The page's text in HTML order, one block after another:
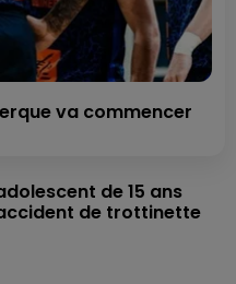
va commencer
de 15 ans
de trottinette